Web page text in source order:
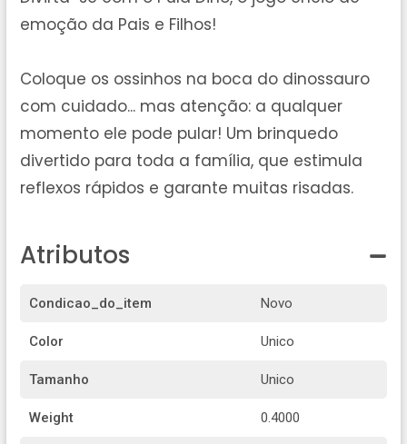
emoção da Pais e Filhos!
Coloque os ossinhos na boca do dinossauro
com cuidado... mas atenção: a qualquer
momento ele pode pular! Um brinquedo
divertido para toda a família, que estimula
reflexos rápidos e garante muitas risadas.
Atributos
Condicao_do_item Novo
Color Unico
Tamanho Unico
Weight 0.4000